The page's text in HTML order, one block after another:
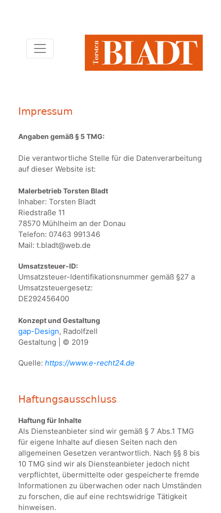
Impressum
Angaben gemäß § 5 TMG:
Die verantwortliche Stelle für die Datenverarbeitung
auf dieser Website ist:
Malerbetrieb Torsten Bladt
Inhaber: Torsten Bladt
Riedstraße 11
78570 Mühlheim an der Donau
Telefon: 07463 991346
Mail:t.bladt@web.de
Umsatzsteuer-ID:
Umsatzsteuer-Identifikationsnummer gemäß §27 a
Umsatzsteuergesetz:
DE292456400
Konzept und Gestaltung
gap-Design, Radolfzell
Gestaltung | © 2019
Quelle:https://www.e-recht24.de
Haftungsausschluss
Haftung für Inhalte
Als Diensteanbieter sind wir gemäß § 7 Abs.1 TMG
für eigene Inhalte auf diesen Seiten nach den
allgemeinen Gesetzen verantwortlich. Nach §§ 8 bis
10 TMG sind wir als Diensteanbieter jedoch nicht
verpflichtet, übermittelte oder gespeicherte fremde
Informationen zu überwachen oder nach Umständen
zu forschen, die auf eine rechtswidrige Tätigkeit
hinweisen.